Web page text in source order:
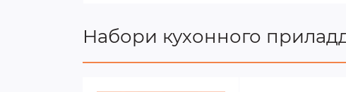
Набори кухонного